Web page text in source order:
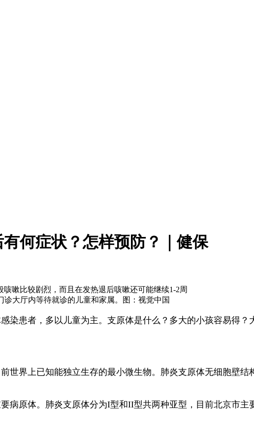
何症状？怎样预防？｜健保
嗽比较剧烈，而且在发热退后咳嗽还可能继续1-2周
诊大厅内等待就诊的儿童和家属。图：视觉中国
患者，多以儿童为主。支原体是什么？多大的小孩容易得？
界上已知能独立生存的最小微生物。肺炎支原体无细胞壁结
原体。肺炎支原体分为I型和II型共两种亚型，目前北京市主